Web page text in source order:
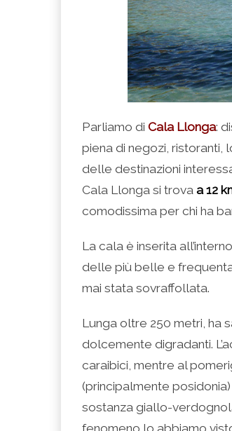
Parliamo di Cala Llonga:
piena di negozi,
delle destinazioni
Cala Llonga si trova a 12
comodissima per chi ha
La cala è inserita
delle più belle e
mai stata sovraffollata.
Lunga oltre 250 metri, ha
dolcemente digradanti.
caraibici, mentre al
(principalmente
sostanza giallo-
fenomeno lo abbiamo